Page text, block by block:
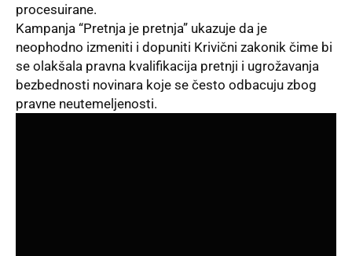
procesuirane.
Kampanja “Pretnja je pretnja” ukazuje da je
neophodno izmeniti i dopuniti Krivični zakonik čime bi
se olakšala pravna kvalifikacija pretnji i ugrožavanja
bezbednosti novinara koje se često odbacuju zbog
pravne neutemeljenosti.